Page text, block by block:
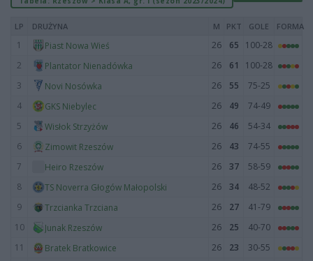
LP DRUŻYNA M PKT GOLE FORMA
1 Piast Nowa Wieś 26 65
100-28
2
Plantator Nienadówka 26 61
100-28
3
Novi Nosówka 26 55
75-25
4
GKS Niebylec 26 49
74-49
5
Wisłok Strzyżów 26 46
54-34
6
Zimowit Rzeszów 26 43
74-55
7
Heiro Rzeszów 26 37
58-59
8
TS Noverra Głogów Małopolski 26 34
48-52
9
Trzcianka Trzciana 26 27
41-79
10
Junak Rzeszów 26 25
40-70
11
Bratek Bratkowice 26 23
30-55